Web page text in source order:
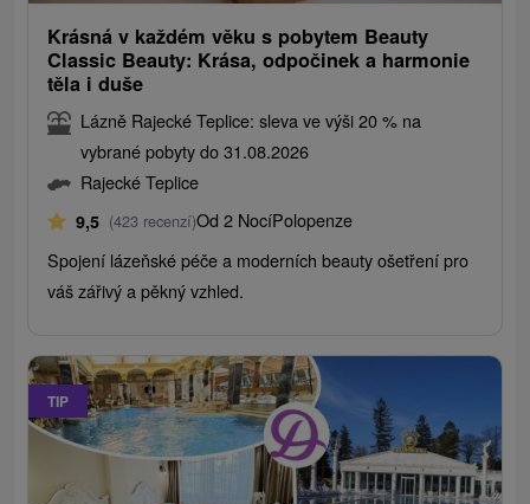
Krásná v každém věku s pobytem Beauty
Classic Beauty: Krása, odpočinek a harmonie
těla i duše
Lázně Rajecké Teplice: sleva ve výši 20 % na
vybrané pobyty do 31.08.2026
Rajecké Teplice
9,5 (423 recenzí)Od 2 NocíPolopenze
Spojení lázeňské péče a moderních beauty ošetření pro
váš zářivý a pěkný vzhled.
TIP